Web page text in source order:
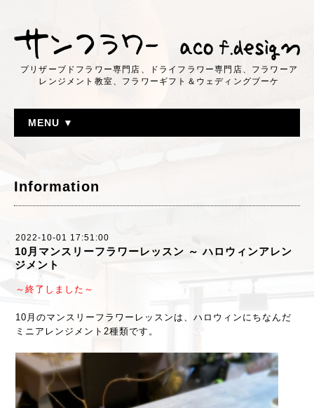
プリザーブドフラワー専門店、ドライフラワー専門店、フラワーア
レンジメント教室、フラワーギフト＆ウェディングブーケ
MENU ▼
Information
2022-10-01 17:51:00
10月マンスリーフラワーレッスン ～ ハロウィンアレン
ジメント
～終了しました～
10月のマンスリーフラワーレッスンは、ハロウィンにちなんだ
ミニアレンジメント2種類です。